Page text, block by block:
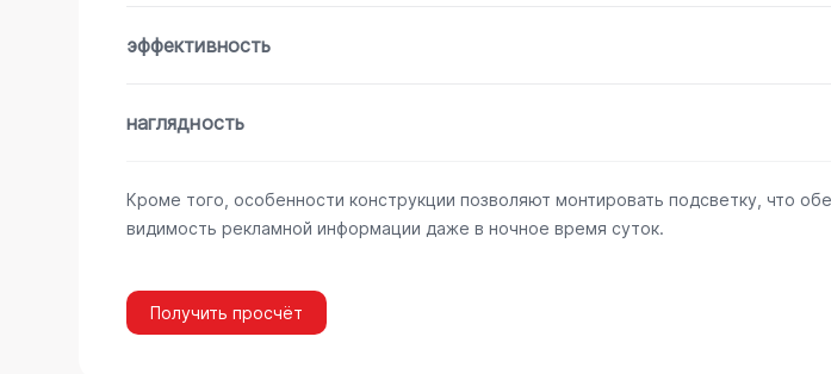
эффективность
наглядность
Кроме того, особенности конструкции позволяют монтировать подсветку, что
видимость рекламной информации даже в ночное время суток.
Получить просчёт